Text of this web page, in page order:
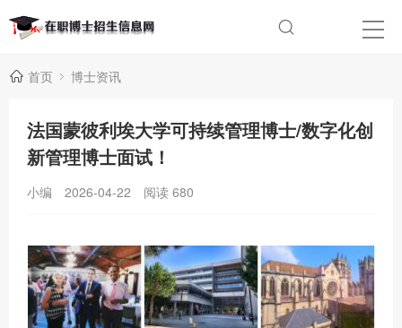
首页 博士资讯
法国蒙彼利埃大学可持续管理博士/数字化创
新管理博士面试！
小编 2026-04-22 阅读 680